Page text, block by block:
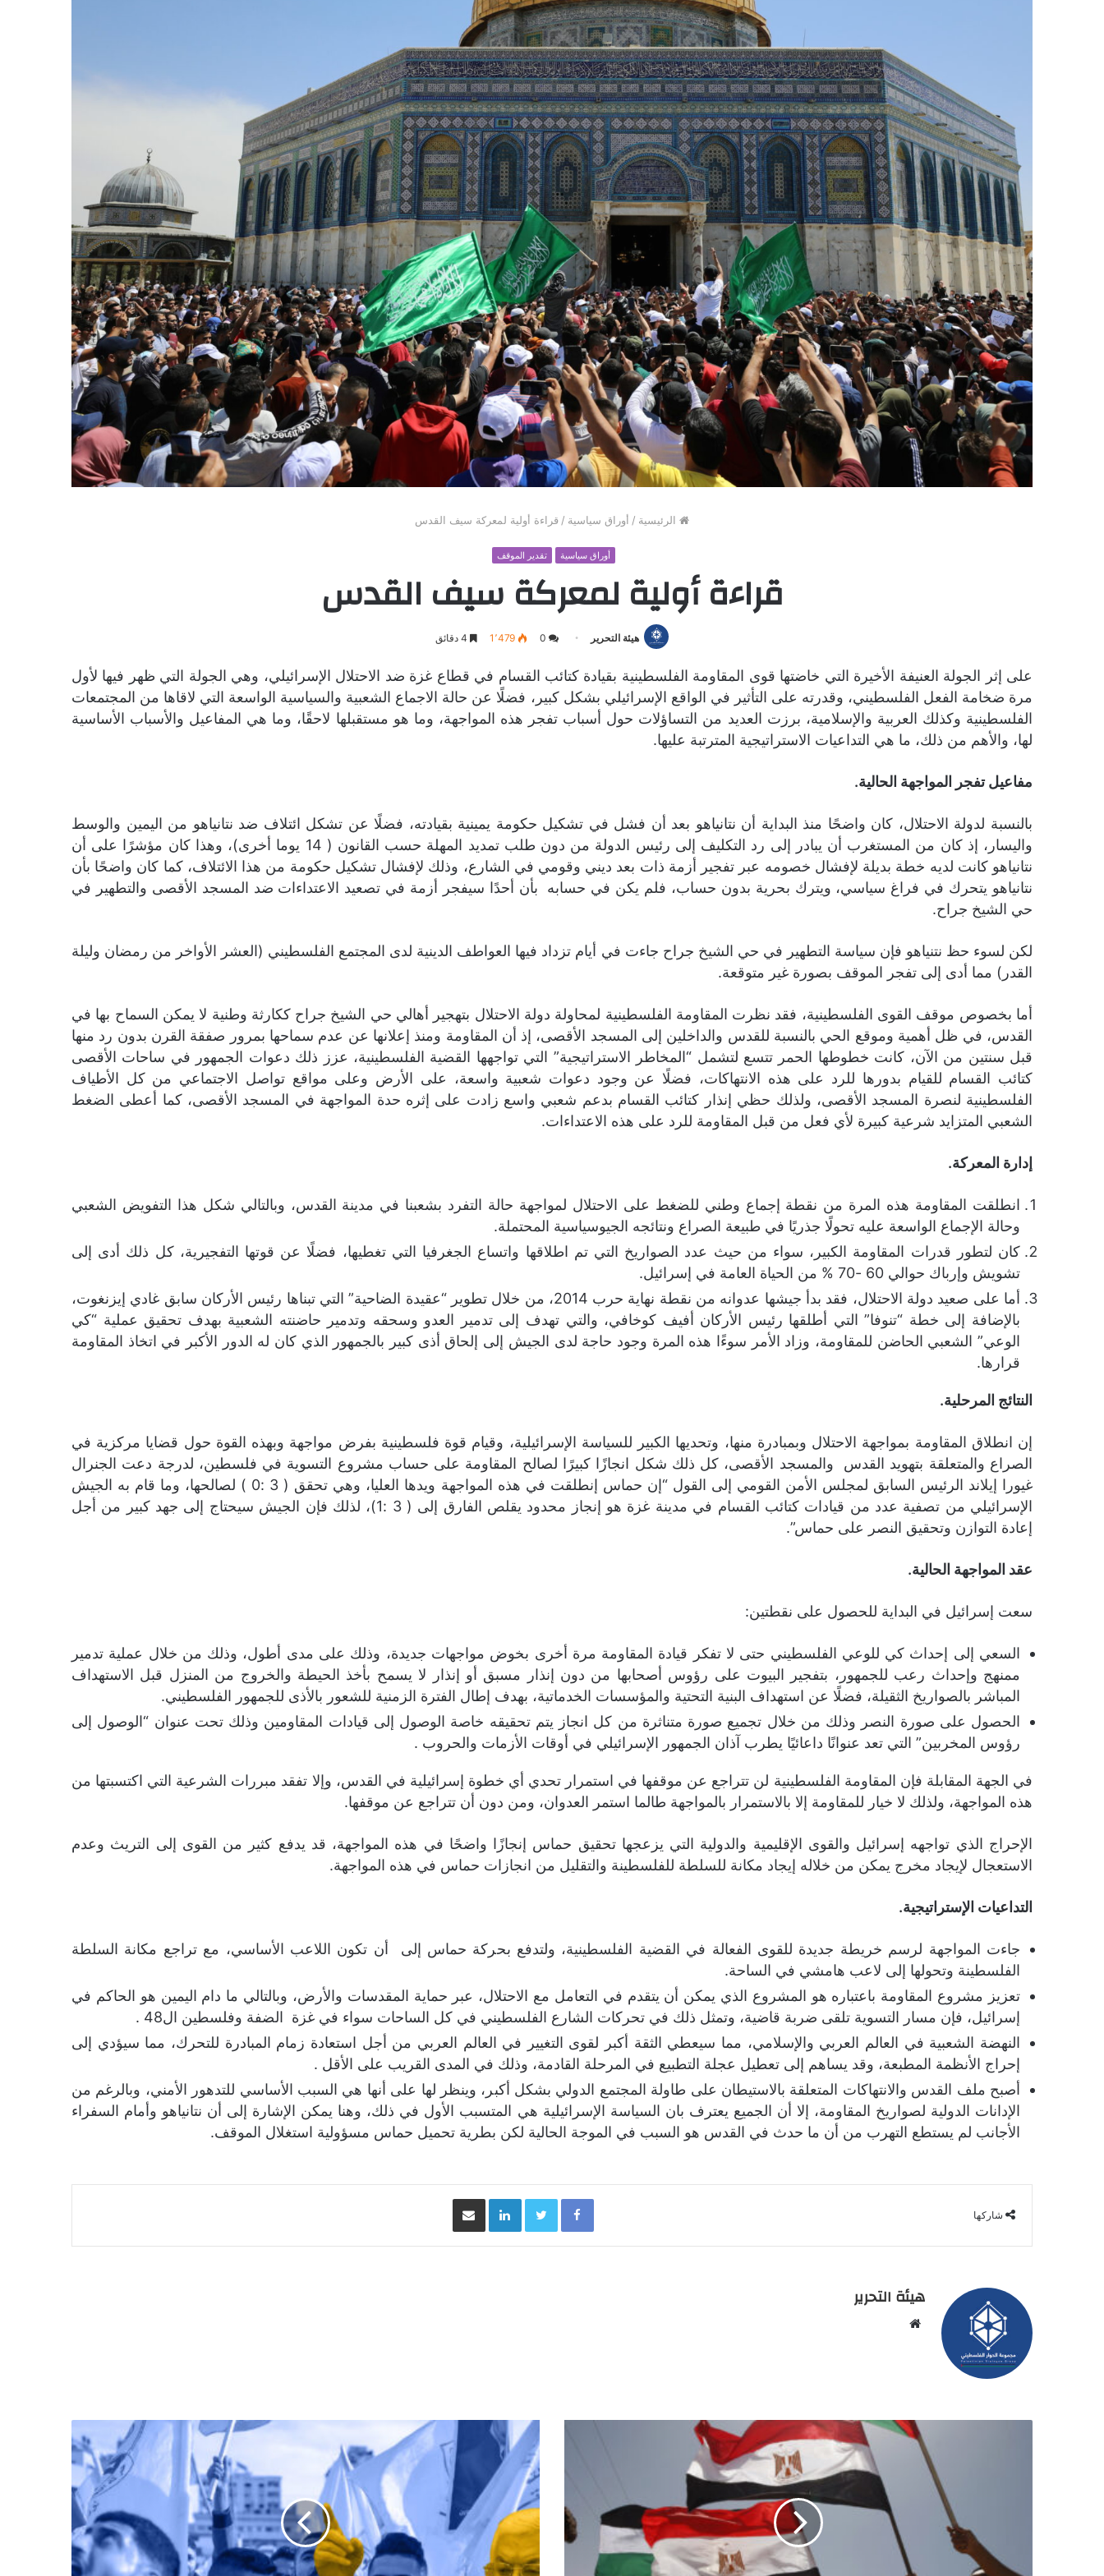
الرئيسية / أوراق سياسية / قراءة أولية لمعركة سيف القدس
أوراق سياسية تقدير الموقف
قراءة أولية لمعركة سيف القدس
هيئة التحرير 0 1٬479
على إثر الجولة العنيفة الأخيرة التي خاضتها قوى المقاومة الفلسطينية بقيادة كتائب القسام في قطاع غزة ضد الاحتلال الإسرائيلي، وهي الجولة التي ظهر فيها لأول
مرة ضخامة الفعل الفلسطيني، وقدرته على التأثير في الواقع الإسرائيلي بشكل كبير، فضلًا عن حالة الاجماع الشعبية والسياسية الواسعة التي لاقاها من المجتمعات
الفلسطينية وكذلك العربية والإسلامية، برزت العديد من التساؤلات حول أسباب تفجر هذه المواجهة، وما هو مستقبلها لاحقًا، وما هي المفاعيل والأسباب الأساسية
لها، والأهم من ذلك، ما هي التداعيات الاستراتيجية المترتبة عليها.
مفاعيل تفجر المواجهة الحالية.
بالنسبة لدولة الاحتلال، كان واضحًا منذ البداية أن نتانياهو بعد أن فشل في تشكيل حكومة يمينية بقيادته، فضلًا عن تشكل ائتلاف ضد نتانياهو من اليمين والوسط
واليسار، إذ كان من المستغرب أن يبادر إلى رد التكليف إلى رئيس الدولة من دون طلب تمديد المهلة حسب القانون ( 14 يوما أخرى)، وهذا كان مؤشرًا على أن
نتانياهو كانت لديه خطة بديلة لإفشال خصومه عبر تفجير أزمة ذات بعد ديني وقومي في الشارع، وذلك لإفشال تشكيل حكومة من هذا الائتلاف، كما كان واضحًا بأن
نتانياهو يتحرك في فراغ سياسي، ويترك بحرية بدون حساب، فلم يكن في حسابه بأن أحدًا سيفجر أزمة في تصعيد الاعتداءات ضد المسجد الأقصى والتطهير في
حي الشيخ جراح.
لكن لسوء حظ نتنياهو فإن سياسة التطهير في حي الشيخ جراح جاءت في أيام تزداد فيها العواطف الدينية لدى المجتمع الفلسطيني (العشر الأواخر من رمضان وليلة
القدر) مما أدى إلى تفجر الموقف بصورة غير متوقعة.
أما بخصوص موقف القوى الفلسطينية، فقد نظرت المقاومة الفلسطينية لمحاولة دولة الاحتلال بتهجير أهالي حي الشيخ جراح ككارثة وطنية لا يمكن السماح بها في
القدس، في ظل أهمية وموقع الحي بالنسبة للقدس والداخلين إلى المسجد الأقصى، إذ أن المقاومة ومنذ إعلانها عن عدم سماحها بمرور صفقة القرن بدون رد منها
قبل سنتين من الآن، كانت خطوطها الحمر تتسع لتشمل “المخاطر الاستراتيجية” التي تواجهها القضية الفلسطينية، عزز ذلك دعوات الجمهور في ساحات الأقصى
كتائب القسام للقيام بدورها للرد على هذه الانتهاكات، فضلًا عن وجود دعوات شعبية واسعة، على الأرض وعلى مواقع تواصل الاجتماعي من كل الأطياف
الفلسطينية لنصرة المسجد الأقصى، ولذلك حظي إنذار كتائب القسام بدعم شعبي واسع زادت على إثره حدة المواجهة في المسجد الأقصى، كما أعطى الضغط
الشعبي المتزايد شرعية كبيرة لأي فعل من قبل المقاومة للرد على هذه الاعتداءات.
إدارة المعركة.
انطلقت المقاومة هذه المرة من نقطة إجماع وطني للضغط على الاحتلال لمواجهة حالة التفرد بشعبنا في مدينة القدس، وبالتالي شكل هذا التفويض الشعبي
وحالة الإجماع الواسعة عليه تحولًا جذريًا في طبيعة الصراع ونتائجه الجيوسياسية المحتملة.
كان لتطور قدرات المقاومة الكبير، سواء من حيث عدد الصواريخ التي تم اطلاقها واتساع الجغرفيا التي تغطيها، فضلًا عن قوتها التفجيرية، كل ذلك أدى إلى
تشويش وإرباك حوالي 60 -70 % من الحياة العامة في إسرائيل.
أما على صعيد دولة الاحتلال، فقد بدأ جيشها عدوانه من نقطة نهاية حرب 2014، من خلال تطوير “عقيدة الضاحية” التي تبناها رئيس الأركان سابق غادي إيزنغوت،
بالإضافة إلى خطة “تنوفا” التي أطلقها رئيس الأركان أفيف كوخافي، والتي تهدف إلى تدمير العدو وسحقه وتدمير حاضنته الشعبية بهدف تحقيق عملية “كي
الوعي” الشعبي الحاضن للمقاومة، وزاد الأمر سوءًا هذه المرة وجود حاجة لدى الجيش إلى إلحاق أذى كبير بالجمهور الذي كان له الدور الأكبر في اتخاذ المقاومة
قرارها.
النتائج المرحلية.
إن انطلاق المقاومة بمواجهة الاحتلال وبمبادرة منها، وتحديها الكبير للسياسة الإسرائيلية، وقيام قوة فلسطينية بفرض مواجهة وبهذه القوة حول قضايا مركزية في
الصراع والمتعلقة بتهويد القدس والمسجد الأقصى، كل ذلك شكل انجازًا كبيرًا لصالح المقاومة على حساب مشروع التسوية في فلسطين، لدرجة دعت الجنرال
غيورا إيلاند الرئيس السابق لمجلس الأمن القومي إلى القول “إن حماس إنطلقت في هذه المواجهة ويدها العليا، وهي تحقق ( 3 :0 ) لصالحها، وما قام به الجيش
الإسرائيلي من تصفية عدد من قيادات كتائب القسام في مدينة غزة هو إنجاز محدود يقلص الفارق إلى ( 3 :1)، لذلك فإن الجيش سيحتاج إلى جهد كبير من أجل
إعادة التوازن وتحقيق النصر على حماس”.
عقد المواجهة الحالية.
سعت إسرائيل في البداية للحصول على نقطتين:
السعي إلى إحداث كي للوعي الفلسطيني حتى لا تفكر قيادة المقاومة مرة أخرى بخوض مواجهات جديدة، وذلك على مدى أطول، وذلك من خلال عملية تدمير
ممنهج وإحداث رعب للجمهور، بتفجير البيوت على رؤوس أصحابها من دون إنذار مسبق أو إنذار لا يسمح بأخذ الحيطة والخروج من المنزل قبل الاستهداف
المباشر بالصواريخ الثقيلة، فضلًا عن استهداف البنية التحتية والمؤسسات الخدماتية، بهدف إطال الفترة الزمنية للشعور بالأذى للجمهور الفلسطيني.
الحصول على صورة النصر وذلك من خلال تجميع صورة متناثرة من كل انجاز يتم تحقيقه خاصة الوصول إلى قيادات المقاومين وذلك تحت عنوان “الوصول إلى
رؤوس المخربين” التي تعد عنوانًا داعائيًا يطرب آذان الجمهور الإسرائيلي في أوقات الأزمات والحروب .
في الجهة المقابلة فإن المقاومة الفلسطينية لن تتراجع عن موقفها في استمرار تحدي أي خطوة إسرائيلية في القدس، وإلا تفقد مبررات الشرعية التي اكتسبتها من
هذه المواجهة، ولذلك لا خيار للمقاومة إلا بالاستمرار بالمواجهة طالما استمر العدوان، ومن دون أن تتراجع عن موقفها.
الإحراج الذي تواجهه إسرائيل والقوى الإقليمية والدولية التي يزعجها تحقيق حماس إنجازًا واضحًا في هذه المواجهة، قد يدفع كثير من القوى إلى التريث وعدم
الاستعجال لإيجاد مخرج يمكن من خلاله إيجاد مكانة للسلطة للفلسطينة والتقليل من انجازات حماس في هذه المواجهة.
التداعيات الإستراتيجية.
جاءت المواجهة لرسم خريطة جديدة للقوى الفعالة في القضية الفلسطينية، ولتدفع بحركة حماس إلى أن تكون اللاعب الأساسي، مع تراجع مكانة السلطة
الفلسطينة وتحولها إلى لاعب هامشي في الساحة.
تعزيز مشروع المقاومة باعتباره هو المشروع الذي يمكن أن يتقدم في التعامل مع الاحتلال، عبر حماية المقدسات والأرض، وبالتالي ما دام اليمين هو الحاكم في
إسرائيل، فإن مسار التسوية تلقى ضربة قاضية، وتمثل ذلك في تحركات الشارع الفلسطيني في كل الساحات سواء في غزة الضفة وفلسطين ال48 .
النهضة الشعبية في العالم العربي والإسلامي، مما سيعطي الثقة أكبر لقوى التغيير في العالم العربي من أجل استعادة زمام المبادرة للتحرك، مما سيؤدي إلى
إحراج الأنظمة المطبعة، وقد يساهم إلى تعطيل عجلة التطبيع في المرحلة القادمة، وذلك في المدى القريب على الأقل .
أصبح ملف القدس والانتهاكات المتعلقة بالاستيطان على طاولة المجتمع الدولي بشكل أكبر، وينظر لها على أنها هي السبب الأساسي للتدهور الأمني، وبالرغم من
الإدانات الدولية لصواريخ المقاومة، إلا أن الجميع يعترف بان السياسة الإسرائيلية هي المتسبب الأول في ذلك، وهنا يمكن الإشارة إلى أن نتانياهو وأمام السفراء
الأجانب لم يستطع التهرب من أن ما حدث في القدس هو السبب في الموجة الحالية لكن بطرية تحميل حماس مسؤولية استغلال الموقف.
شاركها
Facebook
Twitter
LinkedInمشاركة عبر البريد
هيئة التحرير